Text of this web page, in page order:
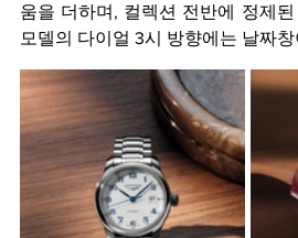
움을 더하며, 컬렉션 전반에 정제
모델의 다이얼 3시 방향에는 날짜